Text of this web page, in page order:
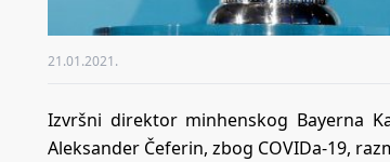
21.01.2021.
Izvršni direktor minhenskog Bayerna
Aleksander Čeferin, zbog COVIDa-19,